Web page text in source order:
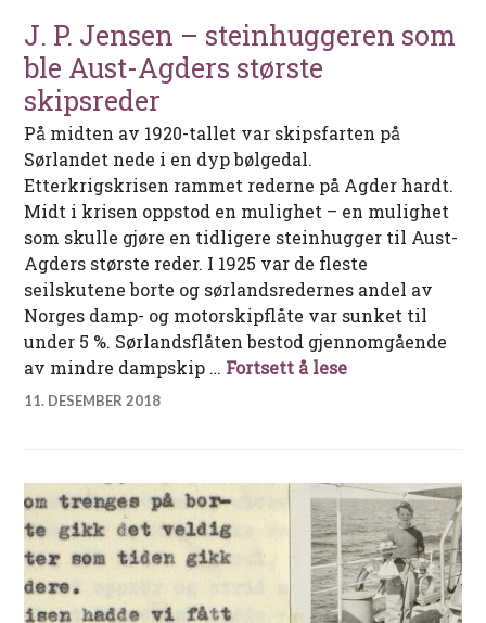
J. P. Jensen – steinhuggeren som
ble Aust-Agders største
skipsreder
På midten av 1920-tallet var skipsfarten på
Sørlandet nede i en dyp bølgedal.
Etterkrigskrisen rammet rederne på Agder hardt.
Midt i krisen oppstod en mulighet – en mulighet
som skulle gjøre en tidligere steinhugger til Aust-
Agders største reder. I 1925 var de fleste
seilskutene borte og sørlandsredernes andel av
Norges damp- og motorskipflåte var sunket til
under 5 %. Sørlandsflåten bestod gjennomgående
av mindre dampskip … Fortsett å leseJ. P. Jensen –
11. DESEMBER 2018